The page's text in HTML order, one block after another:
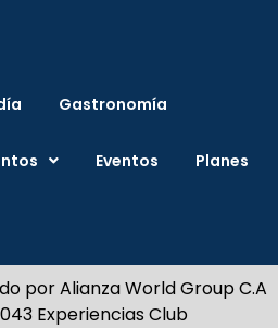
Gastronomía
Eventos Planes
por Alianza World Group C.A
Experiencias Club